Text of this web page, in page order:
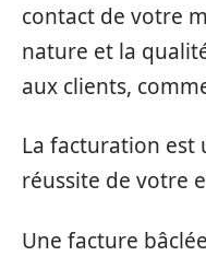
contact de votre
nature et la
aux clients,
La facturation est
réussite de votre
Une facture